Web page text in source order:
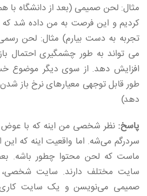
مثال: لحن صمیمی (بعد از دانشگاه با
کردیم و این فرصت به من داده شد که
تجربه به دست بیارم) مثال: لحن
می تواند به طور چشمگیری احتمال
افزایش دهد. از سوی دیگر موضوع
طور قابل توجهی معیارهای نرخ باز
دهد)
پاسخ: نظر شخصی من اینه که با
سردرگم می‌شه. اما واقعیت اینه که
ماست که لحن محتوا چطور باشه.
سایت مختلف دارند. سایت
صمیمی می‌نویسن و یک سایت